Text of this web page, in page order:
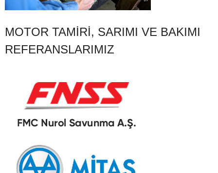
MOTOR TAMIRI, SARIMI VE BAKIMI
REFERANSLARIMIZ